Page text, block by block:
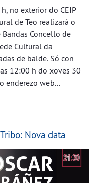
no exterior do CEIP
de Teo realizará o
Concello de
Cultural da
de balde. Só con
12:00 h do xoves 30
enderezo web...
Nova data